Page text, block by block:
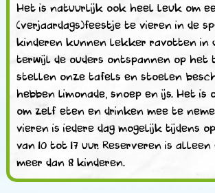
Het is natuurlijk ook heel leuk om
(verjaardags)feestje te vieren in de
kinderen kunnen lekker ravotten in
terwijl de ouders ontspannen op het
stellen onze tafels en stoelen
hebben limonade, snoep en ijs. Het is
om zelf eten en drinken mee te
vieren is iedere dag mogelijk tijdens
van 10 tot 17 uur. Reserveren is alleen
meer dan 8 kinderen.